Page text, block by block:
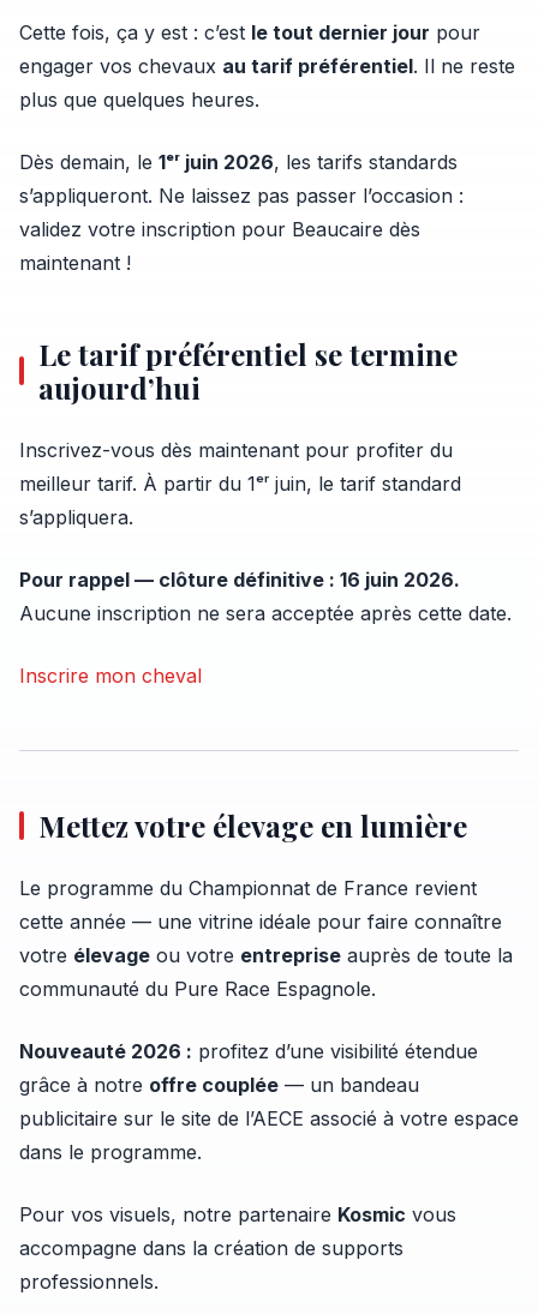
Cette fois, ça y est : c’est le tout dernier jour pour
engager vos chevaux au tarif préférentiel. Il ne reste
plus que quelques heures.
Dès demain, le 1ᵉʳ juin 2026, les tarifs standards
s’appliqueront. Ne laissez pas passer l’occasion :
validez votre inscription pour Beaucaire dès
maintenant !
Le tarif préférentiel se termine
aujourd’hui
Inscrivez-vous dès maintenant pour profiter du
meilleur tarif. À partir du 1ᵉʳ juin, le tarif standard
s’appliquera.
Pour rappel — clôture définitive : 16 juin 2026.
Aucune inscription ne sera acceptée après cette date.
Inscrire mon cheval
Mettez votre élevage en lumière
Le programme du Championnat de France revient
cette année — une vitrine idéale pour faire connaître
votre élevage ou votre entreprise auprès de toute la
communauté du Pure Race Espagnole.
Nouveauté 2026 : profitez d’une visibilité étendue
grâce à notre offre couplée — un bandeau
publicitaire sur le site de l’AECE associé à votre espace
dans le programme.
Pour vos visuels, notre partenaire Kosmic vous
accompagne dans la création de supports
professionnels.